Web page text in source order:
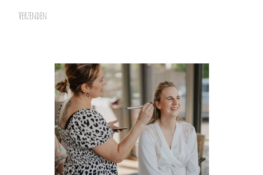
Verzenden